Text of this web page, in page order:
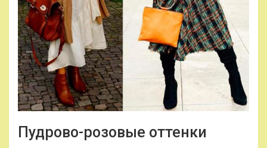
Пудрово-розовые оттенки